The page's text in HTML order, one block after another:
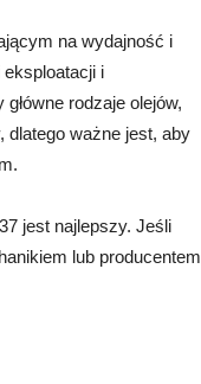
na wydajność i
i
rodzaje olejów,
dlatego ważne jest, aby
jest najlepszy. Jeśli
lub producentem